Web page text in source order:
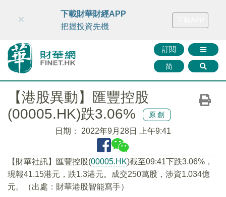
財華智庫網 FINTV FINMETA 財華證券 媒體矩陣
訂閱
简
×
下載財華財經APP
把握投資先機
【港股異動】匯豐控股
(00005.HK)跌3.06%
原創
日期： 2022年9月28日 上午9:41
【財華社訊】匯豐控股(00005.HK)截至09:41下跌3.06%，
現報41.15港元，跌1.3港元。成交250萬股，涉資1.034億
元。（出處：財華港股智能寫手）